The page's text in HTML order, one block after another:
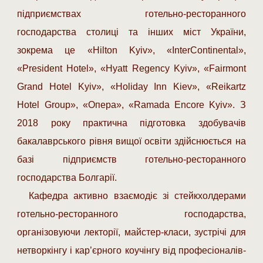
підприємствах готельно-ресторанного
господарства столиці та інших міст України,
зокрема це «Hilton Kyiv», «InterContinental»,
«President Hotel», «Hyatt Regency Kyiv», «Fairmont
Grand Hotel Kyiv», «Holiday Inn Kiev», «Reikartz
Hotel Group», «Опера», «Ramada Encore Kyiv». З
2018 року практична підготовка здобувачів
бакалаврського рівня вищої освіти здійснюється на
базі підприємств готельно-ресторанного
господарства Болгарії.
Кафедра активно взаємодіє зі стейкхолдерами
готельно-ресторанного господарства,
організовуючи лекторії, майстер-класи, зустрічі для
нетворкінгу і кар’єрного коучінгу від професіоналів-